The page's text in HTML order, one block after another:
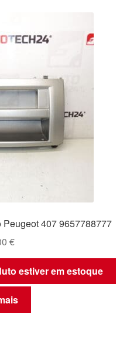
407 9657788777
€
estiver em estoque